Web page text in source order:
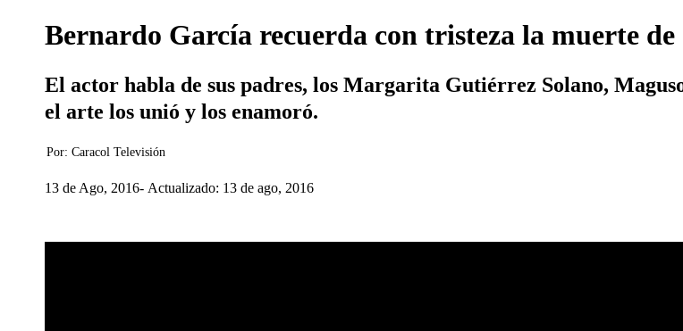
Bernardo García recuerda con tristeza la muerte de
El actor habla de sus padres, los Margarita Gutiérrez Solano,
el arte los unió y los enamoró.
Por: Caracol Televisión
13 de Ago, 2016 Actualizado: 13 de ago, 2016